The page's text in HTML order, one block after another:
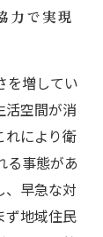
力で実現
を増してい
活空間が消
れにより衛
る事態があ
、早急な対
ず地域住民